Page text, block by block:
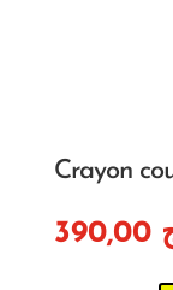
Crayon
390,00